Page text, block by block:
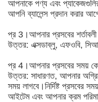
আপনাকে পণ্য এবং
আপনি ব্যালেন্স প্রদান করার
প্র 3।আপনার প্রসবের
উত্তর: এক্সডাব্লু, এফওবি,
প্র 4।আপনার প্রসবের সময়
উত্তর: সাধারণত, আপনার
সময় লাগবে।নির্দিষ্ট প্রসবের
আইটেম এবং আপনার ক্রম